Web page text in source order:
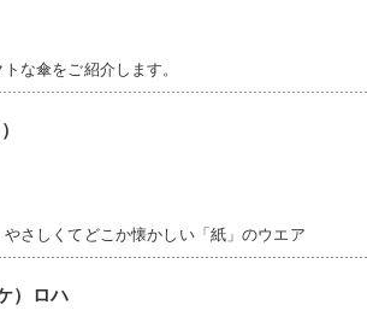
な傘をご紹介します。
さしくてどこか懐かしい「紙」のウエア
）ロハ